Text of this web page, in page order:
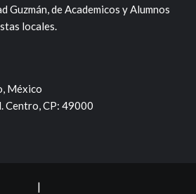
Guzmán, de Academicos y Alumnos
locales.
México
Centro, CP: 49000
|